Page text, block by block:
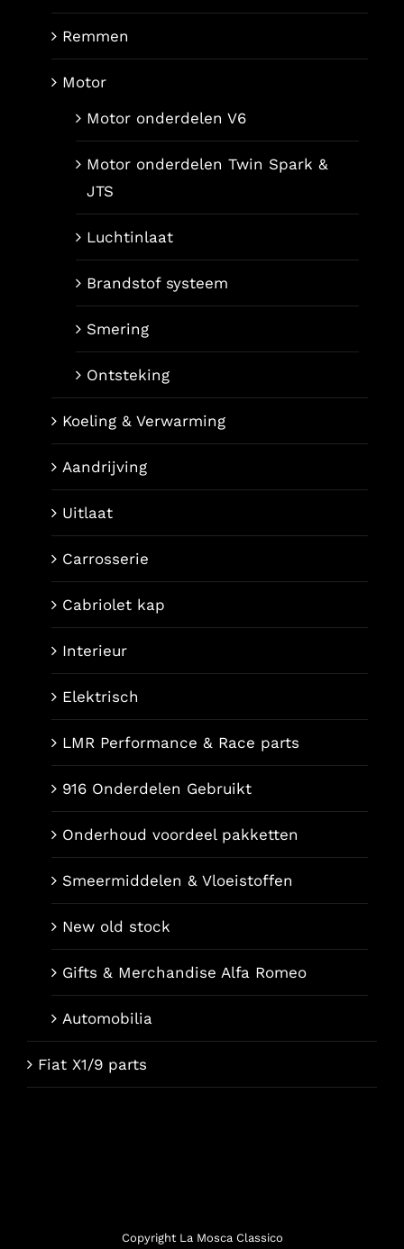
Remmen
Motor
Motor onderdelen V6
Motor onderdelen Twin Spark &
JTS
Luchtinlaat
Brandstof systeem
Smering
Ontsteking
Koeling & Verwarming
Aandrijving
Uitlaat
Carrosserie
Cabriolet kap
Interieur
Elektrisch
LMR Performance & Race parts
916 Onderdelen Gebruikt
Onderhoud voordeel pakketten
Smeermiddelen & Vloeistoffen
New old stock
Gifts & Merchandise Alfa Romeo
Automobilia
Fiat X1/9 parts
Copyright La Mosca Classico